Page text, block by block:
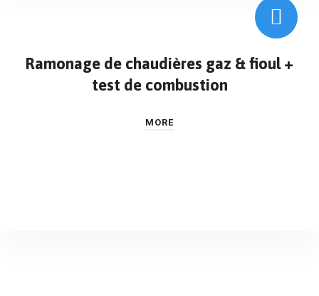
Ramonage de chaudières gaz & fioul +
test de combustion
MORE